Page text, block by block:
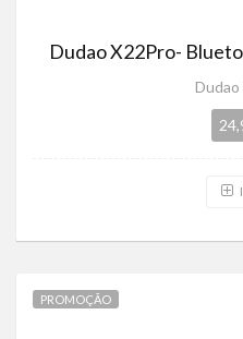
Dudao X22Pro-
Dudao
PROMOÇÃO